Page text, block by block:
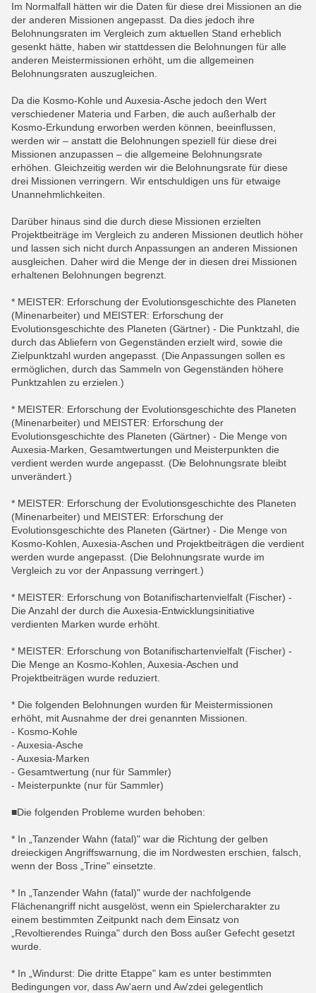
Im Normalfall hätten wir die Daten für diese drei Missionen an die
der anderen Missionen angepasst. Da dies jedoch ihre
Belohnungsraten im Vergleich zum aktuellen Stand erheblich
gesenkt hätte, haben wir stattdessen die Belohnungen für alle
anderen Meistermissionen erhöht, um die allgemeinen
Belohnungsraten auszugleichen.
Da die Kosmo-Kohle und Auxesia-Asche jedoch den Wert
verschiedener Materia und Farben, die auch außerhalb der
Kosmo-Erkundung erworben werden können, beeinflussen,
werden wir – anstatt die Belohnungen speziell für diese drei
Missionen anzupassen – die allgemeine Belohnungsrate
erhöhen. Gleichzeitig werden wir die Belohnungsrate für diese
drei Missionen verringern. Wir entschuldigen uns für etwaige
Unannehmlichkeiten.
Darüber hinaus sind die durch diese Missionen erzielten
Projektbeiträge im Vergleich zu anderen Missionen deutlich höher
und lassen sich nicht durch Anpassungen an anderen Missionen
ausgleichen. Daher wird die Menge der in diesen drei Missionen
erhaltenen Belohnungen begrenzt.
* MEISTER: Erforschung der Evolutionsgeschichte des Planeten
(Minenarbeiter) und MEISTER: Erforschung der
Evolutionsgeschichte des Planeten (Gärtner) - Die Punktzahl, die
durch das Abliefern von Gegenständen erzielt wird, sowie die
Zielpunktzahl wurden angepasst. (Die Anpassungen sollen es
ermöglichen, durch das Sammeln von Gegenständen höhere
Punktzahlen zu erzielen.)
* MEISTER: Erforschung der Evolutionsgeschichte des Planeten
(Minenarbeiter) und MEISTER: Erforschung der
Evolutionsgeschichte des Planeten (Gärtner) - Die Menge von
Auxesia-Marken, Gesamtwertungen und Meisterpunkten die
verdient werden wurde angepasst. (Die Belohnungsrate bleibt
unverändert.)
* MEISTER: Erforschung der Evolutionsgeschichte des Planeten
(Minenarbeiter) und MEISTER: Erforschung der
Evolutionsgeschichte des Planeten (Gärtner) - Die Menge von
Kosmo-Kohlen, Auxesia-Aschen und Projektbeiträgen die verdient
werden wurde angepasst. (Die Belohnungsrate wurde im
Vergleich zu vor der Anpassung verringert.)
* MEISTER: Erforschung von Botanifischartenvielfalt (Fischer) -
Die Anzahl der durch die Auxesia-Entwicklungsinitiative
verdienten Marken wurde erhöht.
* MEISTER: Erforschung von Botanifischartenvielfalt (Fischer) -
Die Menge an Kosmo-Kohlen, Auxesia-Aschen und
Projektbeiträgen wurde reduziert.
* Die folgenden Belohnungen wurden für Meistermissionen
erhöht, mit Ausnahme der drei genannten Missionen.
- Kosmo-Kohle
- Auxesia-Asche
- Auxesia-Marken
- Gesamtwertung (nur für Sammler)
- Meisterpunkte (nur für Sammler)
■Die folgenden Probleme wurden behoben:
* In „Tanzender Wahn (fatal)" war die Richtung der gelben
dreieckigen Angriffswarnung, die im Nordwesten erschien, falsch,
wenn der Boss „Trine" einsetzte.
* In „Tanzender Wahn (fatal)" wurde der nachfolgende
Flächenangriff nicht ausgelöst, wenn ein Spielercharakter zu
einem bestimmten Zeitpunkt nach dem Einsatz von
„Revoltierendes Ruinga" durch den Boss außer Gefecht gesetzt
wurde.
* In „Windurst: Die dritte Etappe" kam es unter bestimmten
Bedingungen vor, dass Aw'aern und Aw'zdei gelegentlich